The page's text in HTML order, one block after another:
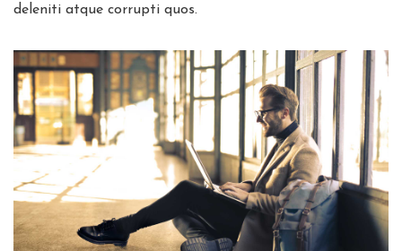
deleniti atque corrupti quos.